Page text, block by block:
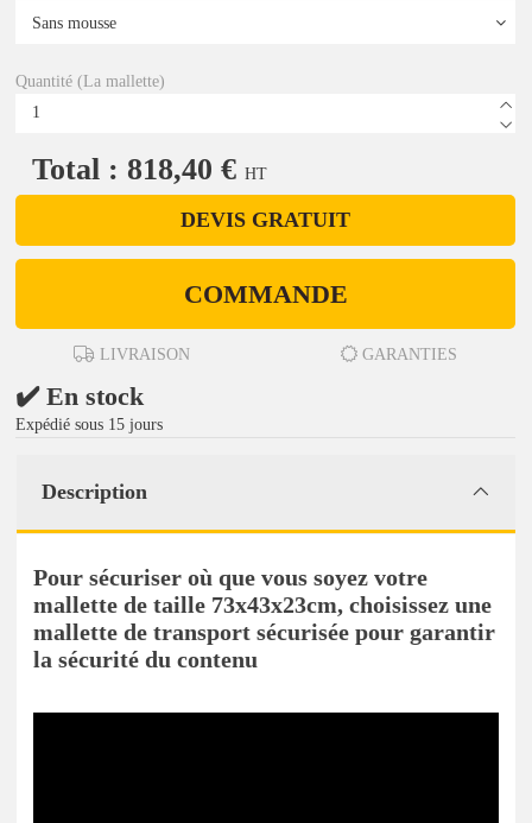
Quantité (La mallette)
Total : 818,40 € HT
DEVIS GRATUIT
COMMANDE
LIVRAISON GARANTIES
✔️ En stock
Expédié sous 15 jours
Description
Pour sécuriser où que vous soyez votre
mallette de taille 73x43x23cm, choisissez une
mallette de transport sécurisée pour garantir
la sécurité du contenu